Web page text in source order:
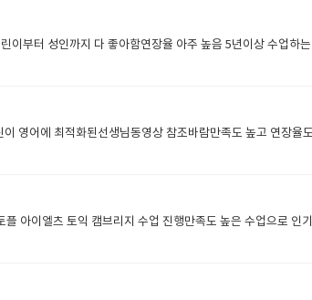
이부터 성인까지 다 좋아함연장율 아주 높음 5년이상 수업하
영어에 최적화된선생님동영상 참조바람만족도 높고 연장율
아이엘츠 토익 캠브리지 수업 진행만족도 높은 수업으로 인